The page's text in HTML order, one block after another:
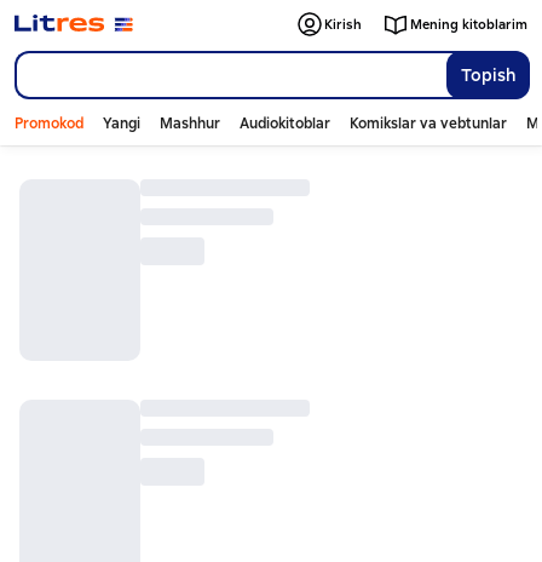
Topish
Kirish Mening kitoblarim
Promokod Yangi Mashhur Audiokitoblar Komikslar va vebtunlar